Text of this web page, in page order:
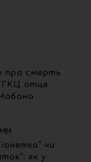
про смерть
отця
чи
як у